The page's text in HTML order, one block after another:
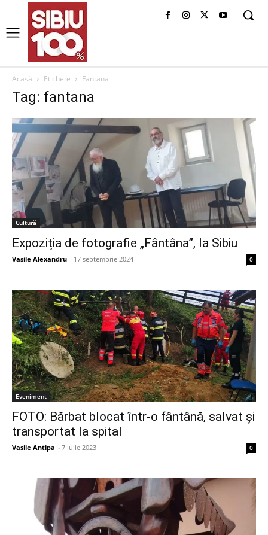
Acasă Etichete Fantana
Tag: fantana
Cultură
Expoziția de fotografie „Fântâna”, la Sibiu
Vasile Alexandru - 17 septembrie 2024 0
Eveniment
FOTO: Bărbat blocat într-o fântână, salvat și
transportat la spital
Vasile Antipa - 7 iulie 2023 0